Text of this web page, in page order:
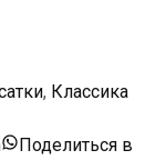
, Классика
Поделиться в